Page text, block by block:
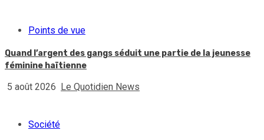
Points de vue
Quand l’argent des gangs séduit une partie de la jeunesse
féminine haïtienne
5 août 2026 Le Quotidien News
Société